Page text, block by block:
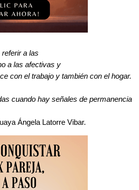
a las
a las afectivas y
con el trabajo y también con el hogar.
cuando hay señales de permanencia
Ángela Latorre Vibar.